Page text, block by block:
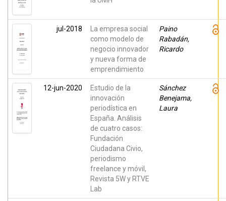
jul-2018
La empresa social
como modelo de
negocio innovador
y nueva forma de
emprendimiento
Paino
Rabadán,
Ricardo
12-jun-2020
Estudio de la
innovación
periodística en
España. Análisis
de cuatro casos:
Fundación
Ciudadana Civio,
periodismo
freelance y móvil,
Revista 5W y RTVE
Lab
Sánchez
Benejama,
Laura